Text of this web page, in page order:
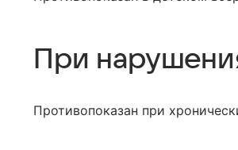
При
Противопоказан при